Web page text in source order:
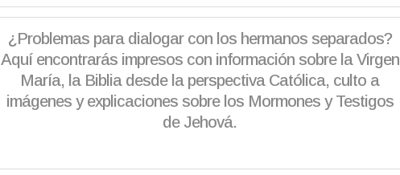
¿Problemas para dialogar con los hermanos separados?
Aquí encontrarás impresos con información sobre la Virgen
María, la Biblia desde la perspectiva Católica, culto a
imágenes y explicaciones sobre los Mormones y Testigos
de Jehová.